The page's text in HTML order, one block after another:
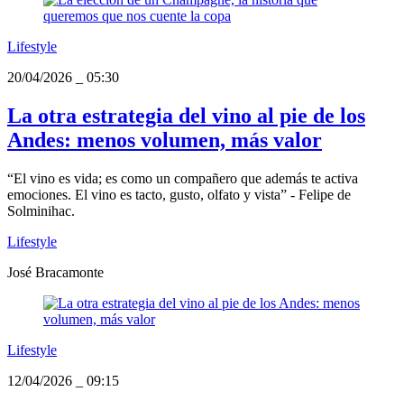
Lifestyle
20/04/2026
05:30
La otra estrategia del vino al pie de los
Andes: menos volumen, más valor
“El vino es vida; es como un compañero que además te activa
emociones. El vino es tacto, gusto, olfato y vista” - Felipe de
Solminihac.
Lifestyle
José Bracamonte
Lifestyle
12/04/2026
09:15